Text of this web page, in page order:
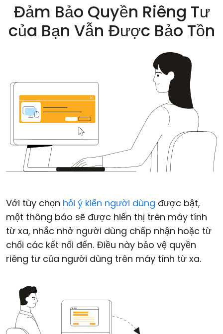
Đảm Bảo Quyền Riêng Tư
của Bạn Vẫn Được Bảo Tồn
Với tùy chọn hỏi ý kiến người dùng được bật,
một thông báo sẽ được hiển thị trên máy tính
từ xa, nhắc nhở người dùng chấp nhận hoặc từ
chối các kết nối đến. Điều này bảo vệ quyền
riêng tư của người dùng trên máy tính từ xa.